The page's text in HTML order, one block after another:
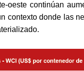
oeste continúan
contexto donde las